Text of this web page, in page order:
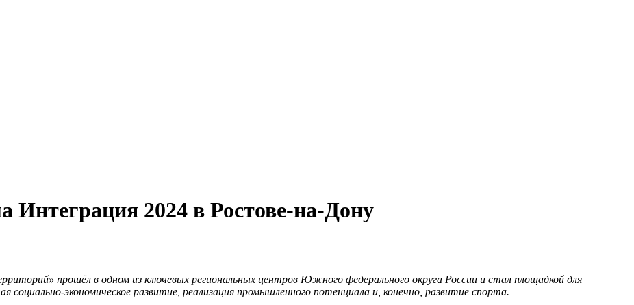
Интеграция 2024 в Ростове-на-Дону
прошёл в одном из ключевых региональных центров Южного федерального округа России и стал площадкой для
социально-экономическое развитие, реализация промышленного потенциала и, конечно, развитие спорта.